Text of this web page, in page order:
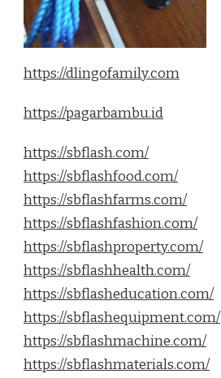
https://dlingofamily.com
https://pagarbambu.id
https://sbflash.com/
https://sbflashfood.com/
https://sbflashfarms.com/
https://sbflashfashion.com/
https://sbflashproperty.com/
https://sbflashhealth.com/
https://sbflasheducation.com/
https://sbflashequipment.com/
https://sbflashmachine.com/
https://sbflashmaterials.com/